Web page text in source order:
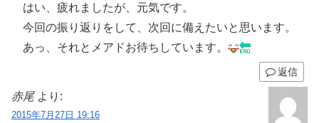
はい、疲れましたが、元気です。
今回の振り返りをして、次回に備えたいと思います。
あっ、それとメアドお待ちしています。
返信
赤尾 より:
2015年7月27日 19:16